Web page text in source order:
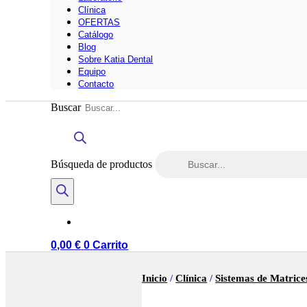
Clínica
OFERTAS
Catálogo
Blog
Sobre Katia Dental
Equipo
Contacto
Buscar
Búsqueda de productos
0,00€ 0 Carrito
Inicio /Clínica /Sistemas de